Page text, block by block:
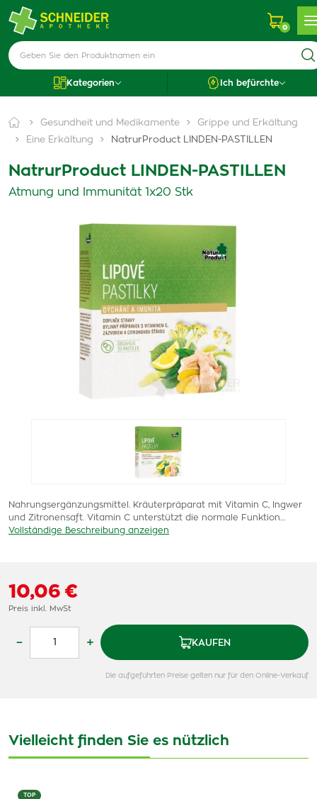
0
Kategorien Ich befürchte
Gesundheit und Medikamente
Grippe und Erkältung
Eine Erkältung
NatrurProduct LINDEN-PASTILLEN
NatrurProduct LINDEN-PASTILLEN
Atmung und Immunität 1x20 Stk
Nahrungsergänzungsmittel. Kräuterpräparat mit Vitamin C, Ingwer
und Zitronensaft. Vitamin C unterstützt die normale Funktion…
Vollständige Beschreibung anzeigen
10,06 €
Preis inkl. MwSt
– + KAUFEN
Die aufgeführten Preise gelten nur für den Online-Verkauf
Vielleicht finden Sie es nützlich
TOP